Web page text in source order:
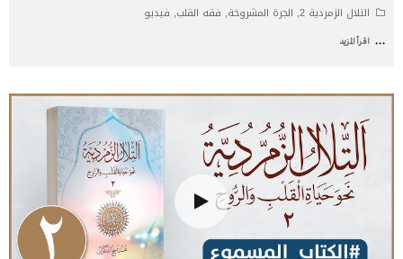
التلال الزمردية 2 , الجرة المشروخة, فقه القلب, فيديو
... اقرأ المزيد